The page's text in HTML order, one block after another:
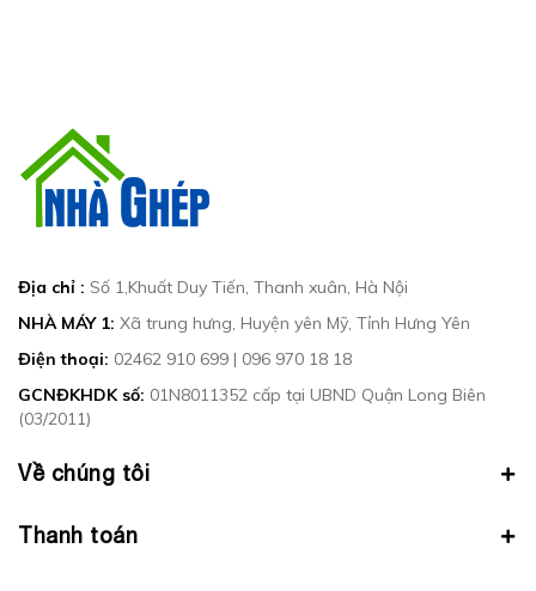
Địa chỉ : Số 1,Khuất Duy Tiến, Thanh xuân, Hà Nội
NHÀ MÁY 1: Xã trung hưng, Huyện yên Mỹ, Tỉnh Hưng Yên
Điện thoại: 02462 910 699 | 096 970 18 18
GCNĐKHDK số: 01N8011352 cấp tại UBND Quận Long Biên
(03/2011)
Về chúng tôi
Thanh toán